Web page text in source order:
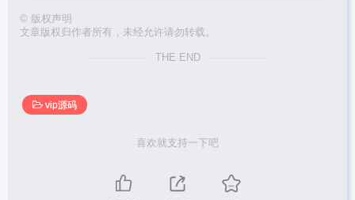
© 版权声明
文章版权归作者所有，未经允许请勿转载。
THE END
vip源码
喜欢就支持一下吧